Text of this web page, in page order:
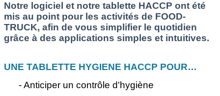
Notre logiciel et notre tablette HACCP ont été
mis au point pour les activités de FOOD-
TRUCK, afin de vous simplifier le quotidien
grâce à des applications simples et intuitives.
UNE TABLETTE HYGIENE HACCP POUR…
- Anticiper un contrôle d'hygiène